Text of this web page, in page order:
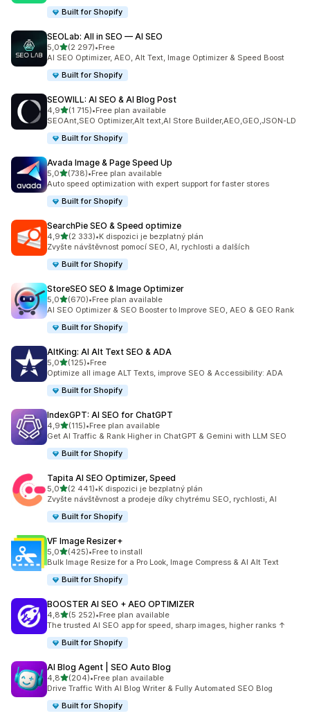
Built for Shopify
SEOLab: All in SEO — AI SEO
5,0z 5 hvězd
(2 297)
Celkový počet recenzí: 2297
•Free
AI SEO Optimizer, AEO, Alt Text, Image Optimizer & Speed Boost
Built for Shopify
SEOWILL: AI SEO & AI Blog Post
4,9z 5 hvězd
(1 715)
Celkový počet recenzí: 1715
•Free plan available
SEOAnt,SEO Optimizer,Alt text,AI Store Builder,AEO,GEO,JSON-LD
Built for Shopify
Avada Image & Page Speed Up
5,0z 5 hvězd
(738)
Celkový počet recenzí: 738
•Free plan available
Auto speed optimization with expert support for faster stores
Built for Shopify
SearchPie SEO & Speed optimize
4,9z 5 hvězd
(2 333)
Celkový počet recenzí: 2333
•K dispozici je bezplatný plán
Zvyšte návštěvnost pomocí SEO, AI, rychlosti a dalších
Built for Shopify
StoreSEO SEO & Image Optimizer
5,0z 5 hvězd
(670)
Celkový počet recenzí: 670
•Free plan available
AI SEO Optimizer & SEO Booster to Improve SEO, AEO & GEO Rank
Built for Shopify
AltKing: AI Alt Text SEO & ADA
5,0z 5 hvězd
(125)
Celkový počet recenzí: 125
•Free
Optimize all image ALT Texts, improve SEO & Accessibility: ADA
Built for Shopify
IndexGPT: AI SEO for ChatGPT
4,9z 5 hvězd
(115)
Celkový počet recenzí: 115
•Free plan available
Get AI Traffic & Rank Higher in ChatGPT & Gemini with LLM SEO
Built for Shopify
Tapita AI SEO Optimizer, Speed
5,0z 5 hvězd
(2 441)
Celkový počet recenzí: 2441
•K dispozici je bezplatný plán
Zvyšte návštěvnost a prodeje díky chytrému SEO, rychlosti, AI
Built for Shopify
VF Image Resizer+
5,0z 5 hvězd
(425)
Celkový počet recenzí: 425
•Free to install
Bulk Image Resize for a Pro Look, Image Compress & AI Alt Text
Built for Shopify
BOOSTER AI SEO + AEO OPTIMIZER
4,8z 5 hvězd
(5 252)
Celkový počet recenzí: 5252
•Free plan available
The trusted AI SEO app for speed, sharp images, higher ranks ↑
Built for Shopify
AI Blog Agent | SEO Auto Blog
4,8z 5 hvězd
(204)
Celkový počet recenzí: 204
•Free plan available
Drive Traffic With AI Blog Writer & Fully Automated SEO Blog
Built for Shopify